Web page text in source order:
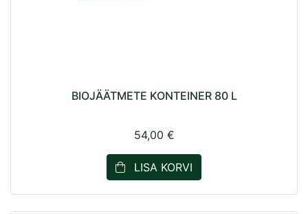
BIOJÄÄTMETE KONTEINER 80 L
54,00 €
LISA KORVI